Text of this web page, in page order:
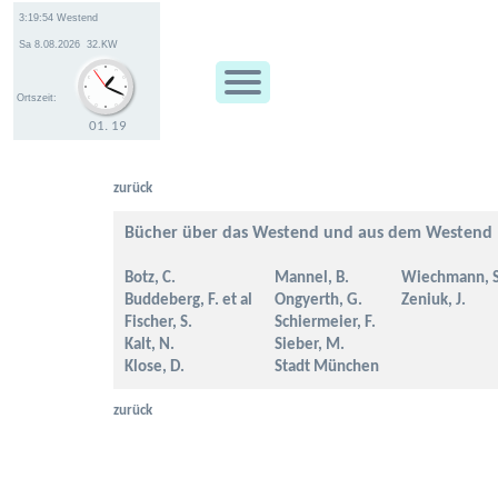
Ortszeit:
01. 19
zurück
Bücher über das Westend und aus dem Westend
Botz, C.
Buddeberg, F. et al
Fischer, S.
Kalt, N.
Klose, D.
Mannel, B.
Ongyerth, G.
Schiermeier, F.
Sieber, M.
Stadt München
Wiechmann,
Zeniuk, J.
zurück